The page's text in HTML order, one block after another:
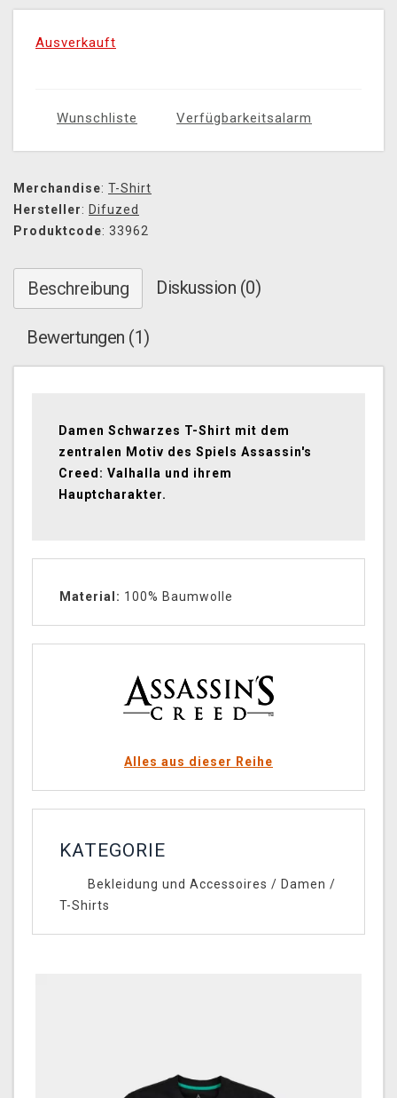
Ausverkauft
Wunschliste Verfügbarkeitsalarm
Merchandise: T-Shirt
Hersteller: Difuzed
Produktcode: 33962
Beschreibung Diskussion (0)
Bewertungen (1)
Damen Schwarzes T-Shirt mit dem
zentralen Motiv des Spiels Assassin's
Creed: Valhalla und ihrem
Hauptcharakter.
Material: 100% Baumwolle
Alles aus dieser Reihe
KATEGORIE
Bekleidung und Accessoires / Damen /
T-Shirts